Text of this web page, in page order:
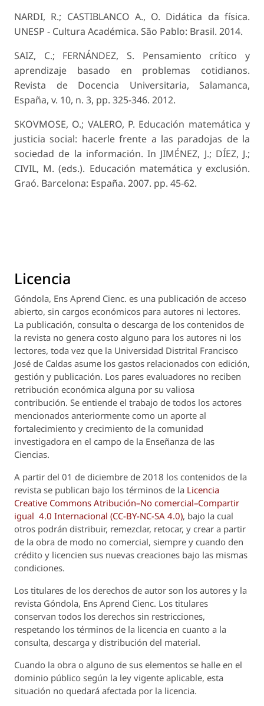
NARDI, R.; CASTIBLANCO A., O. Didática da física.
UNESP - Cultura Académica. São Pablo: Brasil. 2014.
SAIZ, C.; FERNÁNDEZ, S. Pensamiento crítico y
aprendizaje basado en problemas cotidianos.
Revista de Docencia Universitaria, Salamanca,
España, v. 10, n. 3, pp. 325-346. 2012.
SKOVMOSE, O.; VALERO, P. Educación matemática y
justicia social: hacerle frente a las paradojas de la
sociedad de la información. In JIMÉNEZ, J.; DÍEZ, J.;
CIVIL, M. (eds.). Educación matemática y exclusión.
Graó. Barcelona: España. 2007. pp. 45-62.
Licencia
Góndola, Ens Aprend Cienc. es una publicación de acceso
abierto, sin cargos económicos para autores ni lectores.
La publicación, consulta o descarga de los contenidos de
la revista no genera costo alguno para los autores ni los
lectores, toda vez que la Universidad Distrital Francisco
José de Caldas asume los gastos relacionados con edición,
gestión y publicación. Los pares evaluadores no reciben
retribución económica alguna por su valiosa
contribución. Se entiende el trabajo de todos los actores
mencionados anteriormente como un aporte al
fortalecimiento y crecimiento de la comunidad
investigadora en el campo de la Enseñanza de las
Ciencias.
A partir del 01 de diciembre de 2018 los contenidos de la
revista se publican bajo los términos de la Licencia
Creative Commons Atribución–No comercial–Compartir
igual 4.0 Internacional (CC-BY-NC-SA 4.0), bajo la cual
otros podrán distribuir, remezclar, retocar, y crear a partir
de la obra de modo no comercial, siempre y cuando den
crédito y licencien sus nuevas creaciones bajo las mismas
condiciones.
Los titulares de los derechos de autor son los autores y la
revista Góndola, Ens Aprend Cienc. Los titulares
conservan todos los derechos sin restricciones,
respetando los términos de la licencia en cuanto a la
consulta, descarga y distribución del material.
Cuando la obra o alguno de sus elementos se halle en el
dominio público según la ley vigente aplicable, esta
situación no quedará afectada por la licencia.